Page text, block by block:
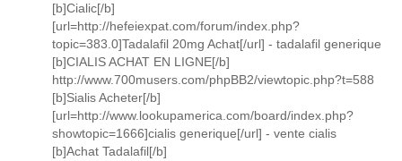
[b]Cialic[/b]
[url=http://hefeiexpat.com/forum/index.php?
topic=383.0]Tadalafil 20mg Achat[/url] - tadalafil generique
[b]CIALIS ACHAT EN LIGNE[/b]
http://www.700musers.com/phpBB2/viewtopic.php?t=588
[b]Sialis Acheter[/b]
[url=http://www.lookupamerica.com/board/index.php?
showtopic=1666]cialis generique[/url] - vente cialis
[b]Achat Tadalafil[/b]